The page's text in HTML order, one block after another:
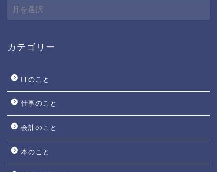
ー
ブ
カテゴリー
ITのこと
仕事のこと
会計のこと
本のこと